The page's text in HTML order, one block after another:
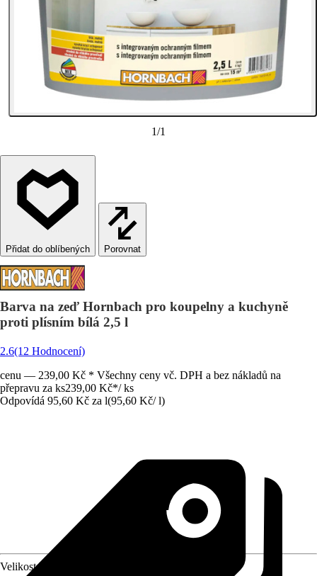
1/1
Porovnat
Barva na zeď Hornbach pro koupelny a kuchyně
proti plísním bílá 2,5 l
2.6(12 Hodnocení)
cenu — 239,00 Kč * Všechny ceny vč. DPH a bez nákladů na
přepravu za ks239,00 Kč*/ ks
Odpovídá 95,60 Kč za l(95,60 Kč/ l)
Velikost balení